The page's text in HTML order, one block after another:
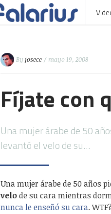
By josece / mayo 19, 2008
Fíjate con
Una mujer árabe de 50
levantó el velo de su…
Una mujer árabe de 50 años
velode su cara mientras
nunca le enseñó su cara.